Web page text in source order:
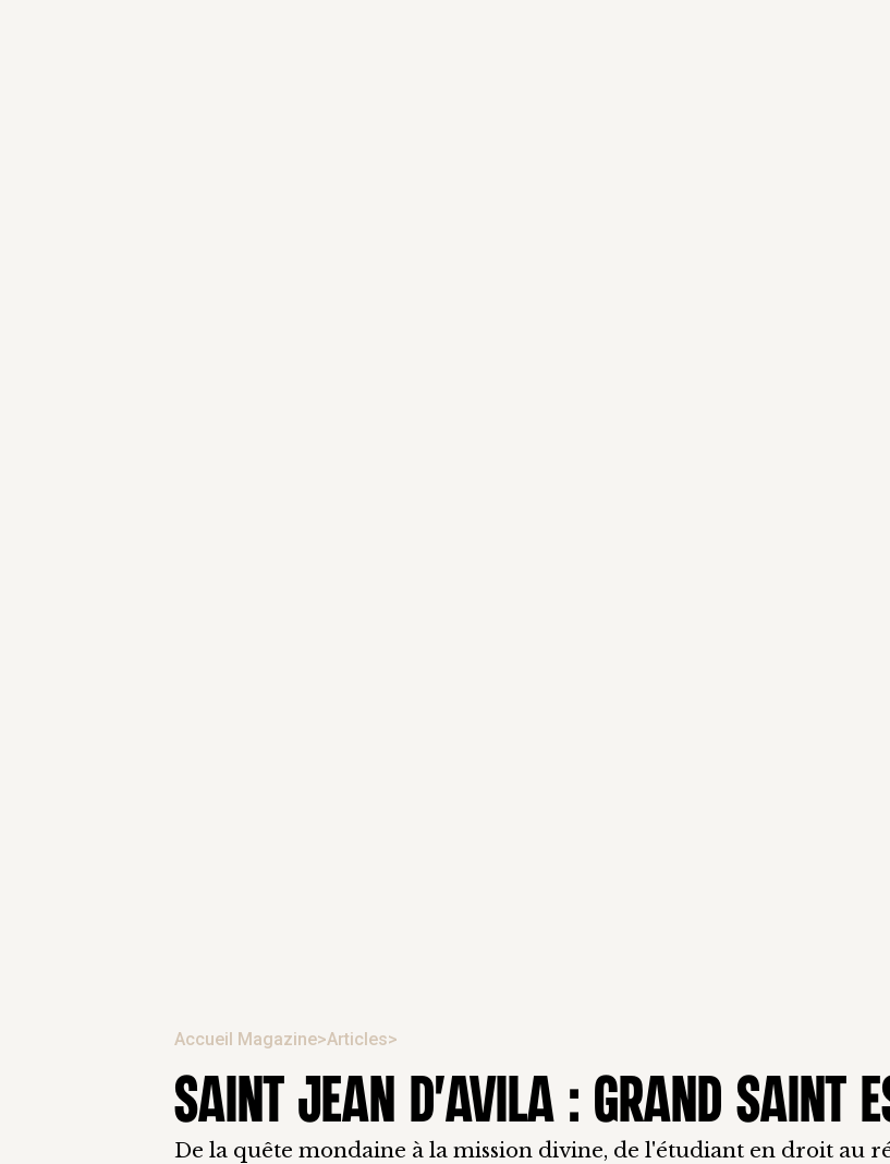
Accueil Magazine>Articles>
SAINT JEAN D'AVILA : GRAND SAINT
De la quête mondaine à la mission divine, de l'étudiant en droit au